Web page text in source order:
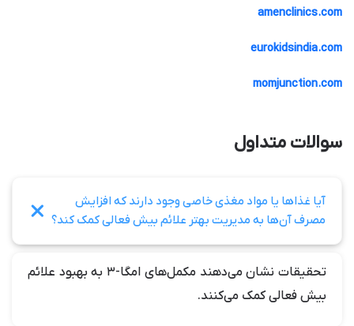
amenclinics.com
eurokidsindia.com
momjunction.com
سوالات متداول
آیا غذاها یا مواد مغذی خاصی وجود دارند که افزایش
مصرف آن‌ها به مدیریت بهتر علائم بیش فعالی کمک کند؟
تحقیقات نشان می‌دهند مکمل‌های امگا-۳ به بهبود علائم
بیش فعالی کمک می‌کنند.